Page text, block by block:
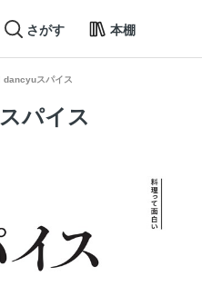
さがす 本棚
dancyuスパイス
パイス